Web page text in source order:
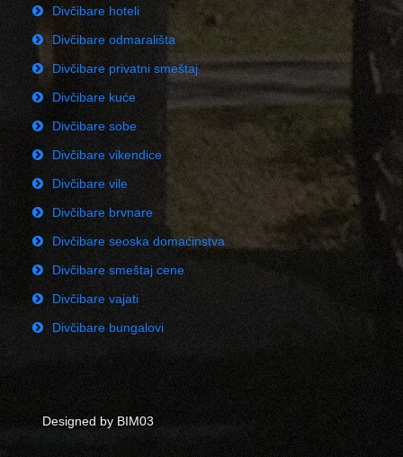
Divčibare hoteli
Divčibare odmarališta
Divčibare privatni smeštaj
Divčibare kuće
Divčibare sobe
Divčibare vikendice
Divčibare vile
Divčibare brvnare
Divčibare seoska domaćinstva
Divčibare smeštaj cene
Divčibare vajati
Divčibare bungalovi
Designed by BIM03